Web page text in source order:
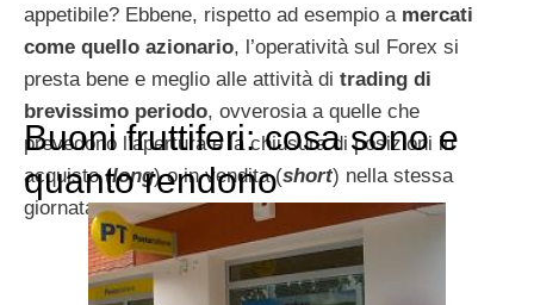
appetibile? Ebbene, rispetto ad esempio a mercati
come quello azionario, l’operatività sul Forex si
presta bene e meglio alle attività di trading di
brevissimo periodo, ovverosia a quelle che
prevedono l’apertura e la chiusura di posizioni in
acquisto (long) o in vendita (short) nella stessa
giornata.
Buoni fruttiferi: cosa sono e
quanto rendono